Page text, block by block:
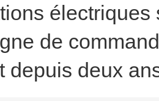
de
depuis deux